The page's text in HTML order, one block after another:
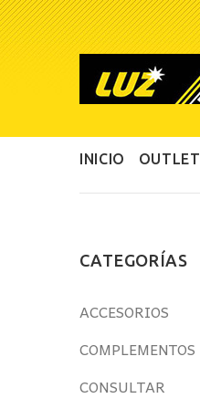
INICIO OUTLET
CATEGORÍAS
ACCESORIOS
COMPLEMENTOS
CONSULTAR